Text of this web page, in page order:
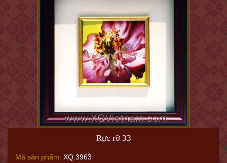
Rực rỡ 33
Mã sản phẩm: XQ.3963